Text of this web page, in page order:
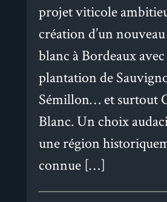
projet viticole
création d’un
blanc à Bordeaux
plantation de
Sémillon… et surtout
Blanc. Un choix
une région
connue […]